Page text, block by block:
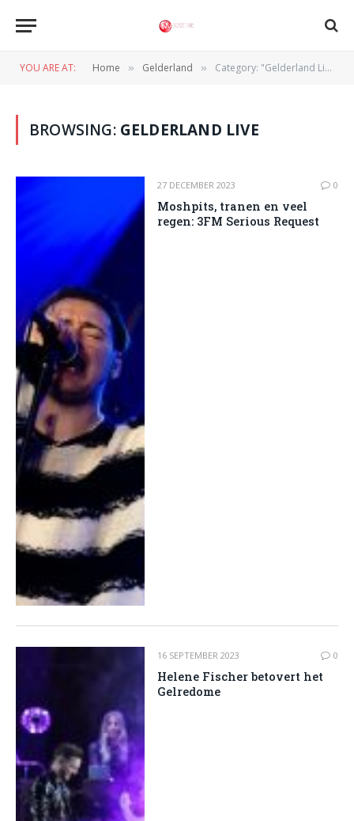
YOU ARE AT: Home » Gelderland » Category: "Gelderland Live" (Page 3)
BROWSING: GELDERLAND LIVE
27 DECEMBER 2023 0
Moshpits, tranen en veel
regen: 3FM Serious Request
16 SEPTEMBER 2023 0
Helene Fischer betovert het
Gelredome